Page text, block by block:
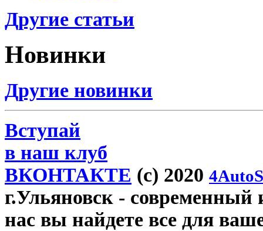
Другие статьи
Новинки
Другие новинки
Вступай
в наш клуб
ВКОНТАКТЕ (c) 2020
г.Ульяновск - современный
нас вы найдете все для